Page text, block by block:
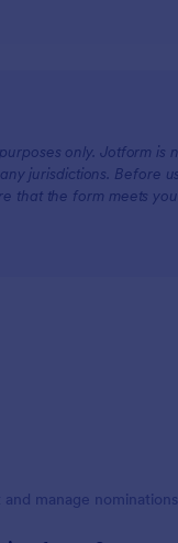
only. Jotform
jurisdictions. Before
that the form meets
manage